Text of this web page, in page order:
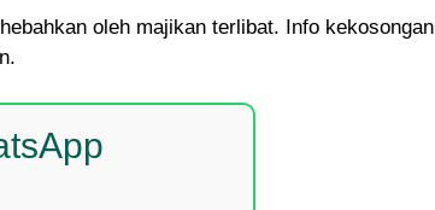
oleh majikan terlibat. Info kekosongan